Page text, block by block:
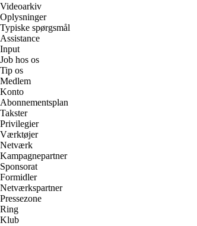
Videoarkiv
Oplysninger
Typiske spørgsmål
Assistance
Input
Job hos os
Tip os
Medlem
Konto
Abonnementsplan
Takster
Privilegier
Værktøjer
Netværk
Kampagnepartner
Sponsorat
Formidler
Netværkspartner
Pressezone
Ring
Klub